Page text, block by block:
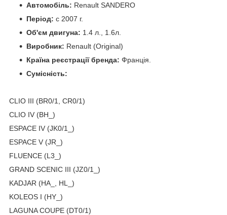
Автомобіль: Renault SANDERO
Період: c 2007 г.
Об'єм двигуна: 1.4 л., 1.6л.
Виробник: Renault (Original)
Країна реєстрації бренда: Франція.
Сумісність:
CLIO III (BR0/1, CR0/1)
CLIO IV (BH_)
ESPACE IV (JK0/1_)
ESPACE V (JR_)
FLUENCE (L3_)
GRAND SCENIC III (JZ0/1_)
KADJAR (HA_, HL_)
KOLEOS I (HY_)
LAGUNA COUPE (DT0/1)